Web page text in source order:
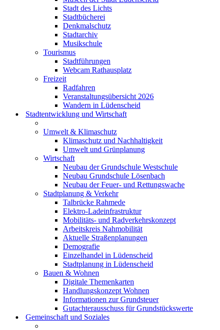
Stadt des Lichts
Stadtbücherei
Denkmalschutz
Stadtarchiv
Musikschule
Tourismus
Stadtführungen
Webcam Rathausplatz
Freizeit
Radfahren
Veranstaltungsübersicht 2026
Wandern in Lüdenscheid
Stadtentwicklung und Wirtschaft
Umwelt & Klimaschutz
Klimaschutz und Nachhaltigkeit
Umwelt und Grünplanung
Wirtschaft
Neubau der Grundschule Westschule
Neubau Grundschule Lösenbach
Neubau der Feuer- und Rettungswache
Stadtplanung & Verkehr
Talbrücke Rahmede
Elektro-Ladeinfrastruktur
Mobilitäts- und Radverkehrskonzept
Arbeitskreis Nahmobilität
Aktuelle Straßenplanungen
Demografie
Einzelhandel in Lüdenscheid
Stadtplanung in Lüdenscheid
Bauen & Wohnen
Digitale Themenkarten
Handlungskonzept Wohnen
Informationen zur Grundsteuer
Gutachterausschuss für Grundstückswerte
Gemeinschaft und Soziales